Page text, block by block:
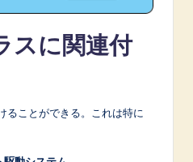
スに関連付
ることができる。これは特に